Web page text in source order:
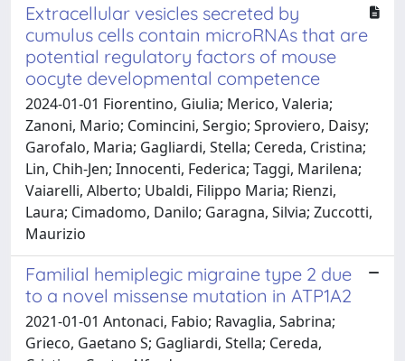
Extracellular vesicles secreted by
cumulus cells contain microRNAs that are
potential regulatory factors of mouse
oocyte developmental competence
2024-01-01 Fiorentino, Giulia; Merico, Valeria;
Zanoni, Mario; Comincini, Sergio; Sproviero, Daisy;
Garofalo, Maria; Gagliardi, Stella; Cereda, Cristina;
Lin, Chih-Jen; Innocenti, Federica; Taggi, Marilena;
Vaiarelli, Alberto; Ubaldi, Filippo Maria; Rienzi,
Laura; Cimadomo, Danilo; Garagna, Silvia; Zuccotti,
Maurizio
Familial hemiplegic migraine type 2 due
to a novel missense mutation in ATP1A2
2021-01-01 Antonaci, Fabio; Ravaglia, Sabrina;
Grieco, Gaetano S; Gagliardi, Stella; Cereda,